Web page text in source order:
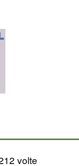
volte